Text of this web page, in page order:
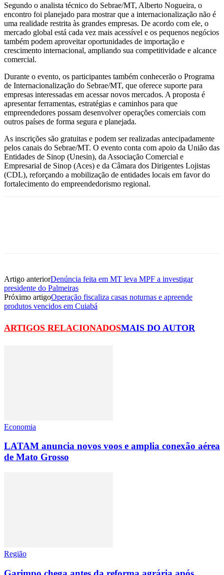
Segundo o analista técnico do Sebrae/MT, Alberto Nogueira, o
encontro foi planejado para mostrar que a internacionalização não é
uma realidade restrita às grandes empresas. De acordo com ele, o
mercado global está cada vez mais acessível e os pequenos negócios
também podem aproveitar oportunidades de importação e
crescimento internacional, ampliando sua competitividade e alcance
comercial.
Durante o evento, os participantes também conhecerão o Programa
de Internacionalização do Sebrae/MT, que oferece suporte para
empresas interessadas em acessar novos mercados. A proposta é
apresentar ferramentas, estratégias e caminhos para que
empreendedores possam desenvolver operações comerciais com
outros países de forma segura e planejada.
As inscrições são gratuitas e podem ser realizadas antecipadamente
pelos canais do Sebrae/MT. O evento conta com apoio da União das
Entidades de Sinop (Unesin), da Associação Comercial e
Empresarial de Sinop (Aces) e da Câmara dos Dirigentes Lojistas
(CDL), reforçando a mobilização de entidades locais em favor do
fortalecimento do empreendedorismo regional.
Artigo anteriorDenúncia feita em MT leva MPF a investigar
presidente do Palmeiras
Próximo artigoOperação fiscaliza casas noturnas e apreende
produtos vencidos em Cuiabá
ARTIGOS RELACIONADOSMAIS DO AUTOR
Economia
LATAM anuncia novos voos e amplia conexão aérea
de Mato Grosso
Região